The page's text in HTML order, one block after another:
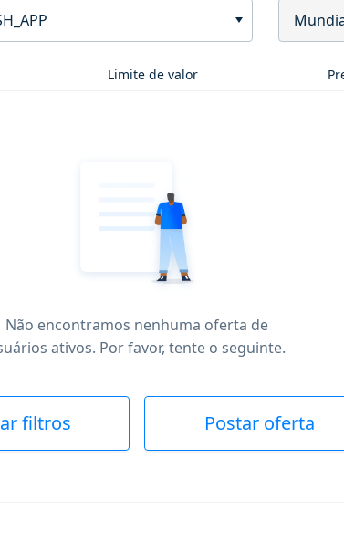
Limite de valor
Não encontramos nenhuma oferta de
ativos. Por favor, tente o seguinte.
filtros Postar oferta